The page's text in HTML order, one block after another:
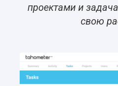
проектами и
свою